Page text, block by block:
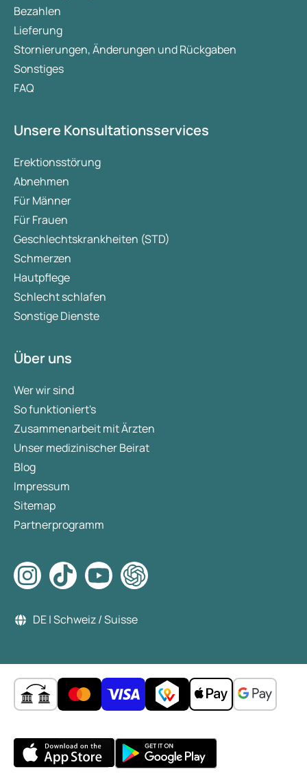
Bezahlen
Lieferung
Stornierungen, Änderungen und Rückgaben
Sonstiges
FAQ
Unsere Konsultationsservices
Erektionsstörung
Abnehmen
Für Männer
Für Frauen
Geschlechtskrankheiten (STD)
Schmerzen
Hautpflege
Schlecht schlafen
Sonstige Dienste
Über uns
Wer wir sind
So funktioniert's
Zusammenarbeit mit Ärzten
Unser medizinischer Beirat
Blog
Impressum
Sitemap
Partnerprogramm
DE | Schweiz / Suisse